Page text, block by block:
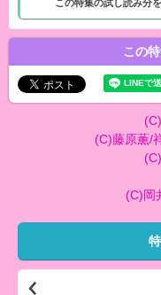
この特集の試し読み分を
この
(C)藤原薫/
(C)岡